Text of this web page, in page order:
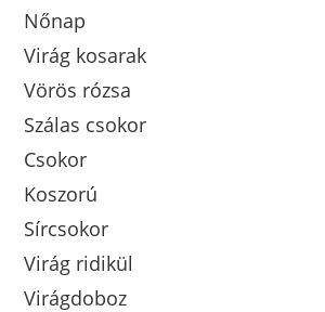
Nőnap
Virág kosarak
Vörös rózsa
Szálas csokor
Csokor
Koszorú
Sírcsokor
Virág ridikül
Virágdoboz